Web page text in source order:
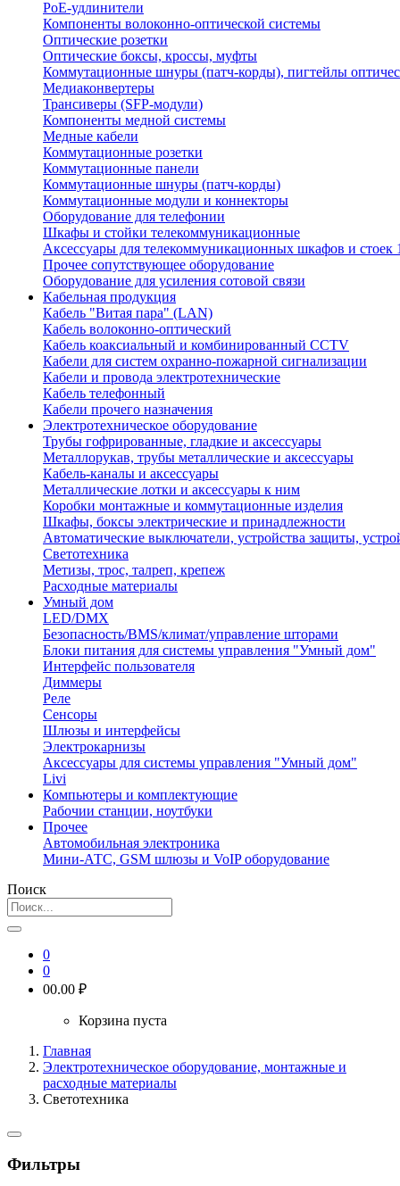
PoE-удлинители
Компоненты волоконно-оптической системы
Оптические розетки
Оптические боксы, кроссы, муфты
Коммутационные шнуры (патч-корды), пигтейлы
Медиаконвертеры
Трансиверы (SFP-модули)
Компоненты медной системы
Медные кабели
Коммутационные розетки
Коммутационные панели
Коммутационные шнуры (патч-корды)
Коммутационные модули и коннекторы
Оборудование для телефонии
Шкафы и стойки телекоммуникационные
Аксессуары для телекоммуникационных шкафов и стоек
Прочее сопутствующее оборудование
Оборудование для усиления сотовой связи
Кабельная продукция
Кабель "Витая пара" (LAN)
Кабель волоконно-оптический
Кабель коаксиальный и комбинированный CCTV
Кабели для систем охранно-пожарной сигнализации
Кабели и провода электротехнические
Кабель телефонный
Кабели прочего назначения
Электротехническое оборудование
Трубы гофрированные, гладкие и аксессуары
Металлорукав, трубы металлические и аксессуары
Кабель-каналы и аксессуары
Металлические лотки и аксессуары к ним
Коробки монтажные и коммутационные изделия
Шкафы, боксы электрические и принадлежности
Автоматические выключатели, устройства защиты,
Светотехника
Метизы, трос, талреп, крепеж
Расходные материалы
Умный дом
LED/DMX
Безопасность/BMS/климат/управление шторами
Блоки питания для системы управления "Умный дом"
Интерфейс пользователя
Диммеры
Реле
Сенсоры
Шлюзы и интерфейсы
Электрокарнизы
Аксессуары для системы управления "Умный дом"
Livi
Компьютеры и комплектующие
Рабочии станции, ноутбуки
Прочее
Автомобильная электроника
Мини-АТС, GSM шлюзы и VoIP оборудование
Поиск
0
0
00.00 ₽
Корзина пуста
Главная
Электротехническое оборудование, монтажные и
расходные материалы
Светотехника
Фильтры